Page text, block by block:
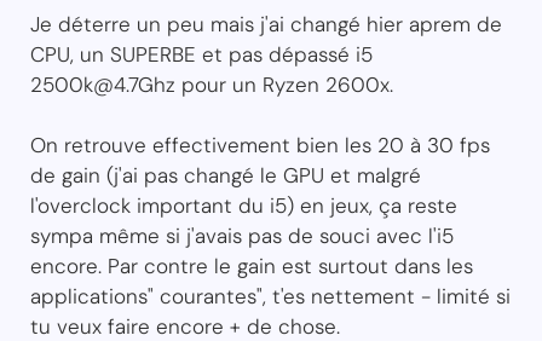
Je déterre un peu mais j'ai changé hier aprem de
CPU, un SUPERBE et pas dépassé i5
2500k@4.7Ghz pour un Ryzen 2600x.
On retrouve effectivement bien les 20 à 30 fps
de gain (j'ai pas changé le GPU et malgré
l'overclock important du i5) en jeux, ça reste
sympa même si j'avais pas de souci avec l'i5
encore. Par contre le gain est surtout dans les
applications" courantes", t'es nettement - limité si
tu veux faire encore + de chose.